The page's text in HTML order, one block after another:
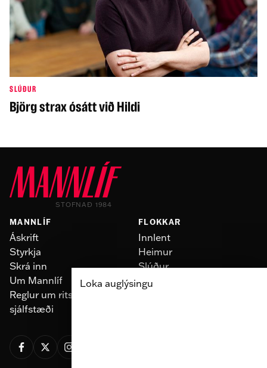
SLÚÐUR
Björg strax ósátt við Hildi
STOFNAÐ 1984
MANNLÍF
Áskrift
Styrkja
Skrá inn
Um Mannlíf
Reglur um ritstjórnarlegt
sjálfstæði
FLOKKAR
Innlent
Heimur
Slúður
Skoðun
Loka auglýsingu